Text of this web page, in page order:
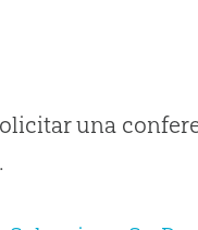
una